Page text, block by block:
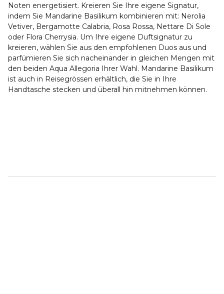
Noten energetisiert. Kreieren Sie Ihre eigene Signatur,
indem Sie Mandarine Basilikum kombinieren mit: Nerolia
Vetiver, Bergamotte Calabria, Rosa Rossa, Nettare Di Sole
oder Flora Cherrysia. Um Ihre eigene Duftsignatur zu
kreieren, wählen Sie aus den empfohlenen Duos aus und
parfümieren Sie sich nacheinander in gleichen Mengen mit
den beiden Aqua Allegoria Ihrer Wahl. Mandarine Basilikum
ist auch in Reisegrössen erhältlich, die Sie in Ihre
Handtasche stecken und überall hin mitnehmen können.